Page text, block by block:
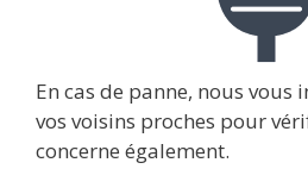
En cas de panne, nous vous
vos voisins proches pour
concerne également.